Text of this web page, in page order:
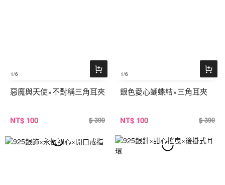
1/6
惡魔與天使×不對稱三角耳夾
NT$ 100 $ 390
1/6
銀色愛心蝴蝶結×三角耳夾
NT$ 100 $ 390